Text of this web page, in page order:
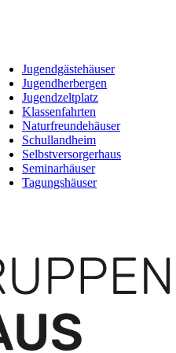
Jugendgästehäuser
Jugendherbergen
Jugendzeltplatz
Klassenfahrten
Naturfreundehäuser
Schullandheim
Selbstversorgerhaus
Seminarhäuser
Tagungshäuser